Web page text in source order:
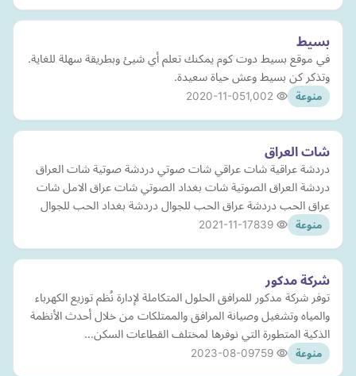
بسيط
في موقع بسيط دوت كوم يمكنك تعلم أي شيئ وبطريقة سهلة للغاية.
وتذكر كن بسيط وعش حياة سعيدة.
منوعة 2020-11-05
شات العراق
دردشة عراقية شات عراقي شات صوتي دردشة صوتية شات العراق
دردشة العراق الصوتية شات بغداد الصوتي شات عراق الامل شات
عراق الحب دردشة عراق الحب للجوال دردشة بغداد الحب للجوال
منوعة 2021-11-17
شركة مدكور
توفر شركة مدكور للمرافق الحلول المتكاملة لإدارة نُظم توزيع الكهرباء
والمياه وتشغيل وصيانة المرافق والممتلكات من خلال أحدث الأنظمة
الذكية المتطورة التي نوفرها لمختلف القطاعات السكن…
منوعة 2023-08-09